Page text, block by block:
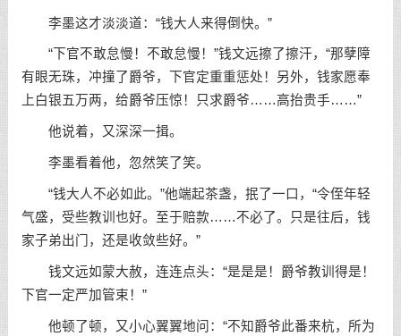
李墨这才淡淡道：“钱大人来得倒快。”
“下官不敢怠慢！不敢怠慢！”钱文远擦了擦汗，“那孽障
有眼无珠，冲撞了爵爷，下官定重重惩处！另外，钱家愿奉
上白银五万两，给爵爷压惊！只求爵爷……高抬贵手……”
他说着，又深深一揖。
李墨看着他，忽然笑了笑。
“钱大人不必如此。”他端起茶盏，抿了一口，“令侄年轻
气盛，受些教训也好。至于赔款……不必了。只是往后，钱
家子弟出门，还是收敛些好。”
钱文远如蒙大赦，连连点头：“是是是！爵爷教训得是！
下官一定严加管束！”
他顿了顿，又小心翼翼地问：“不知爵爷此番来杭，所为